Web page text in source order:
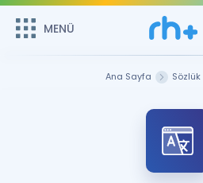
MENÜ
Sepetin Şu
Remzi Hoca ile seni sınava
bekliyor!
MENÜ
Ana Sayfa Sözlük